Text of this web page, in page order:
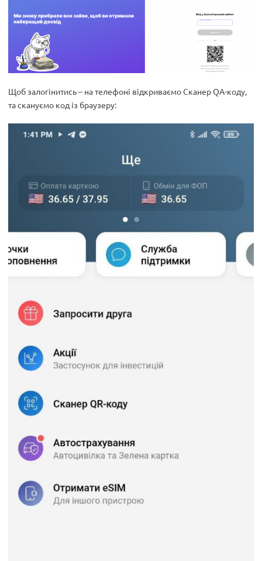
Щоб залогінитись – на телефоні відкриваємо Сканер QA-коду,
та скануємо код із браузеру: